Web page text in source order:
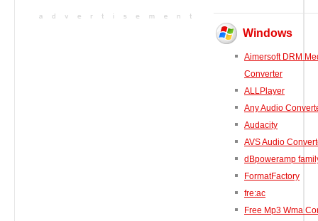
ゲームファイル
Windows
Aimersoft DRM
Converter
ALLPlayer
Any Audio
Audacity
AVS Audio
dBpoweramp
FormatFactory
fre:ac
Free Mp3 Wma